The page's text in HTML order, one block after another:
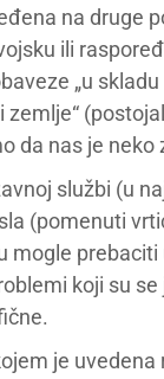
na druge
ili
„u
da nas je
službi (u
(pomenuti
mogle
koji su
je